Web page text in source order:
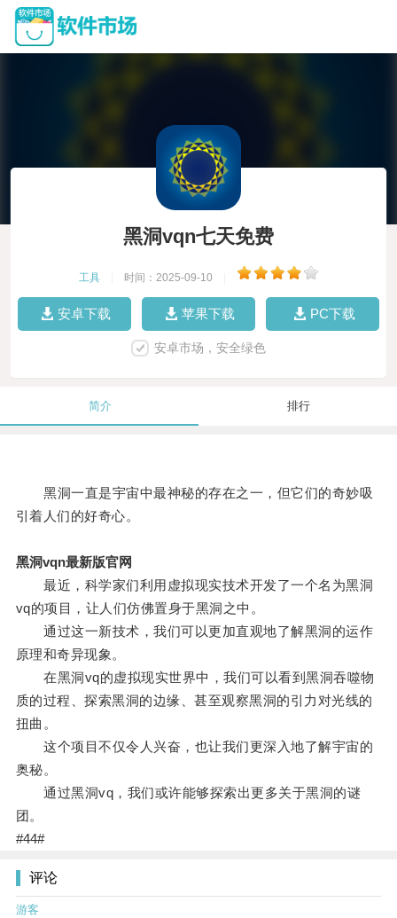
黑洞vqn七天免费
工具 时间：2025-09-10
安卓下载 苹果下载 PC下载
安卓市场，安全绿色
简介 排行
黑洞一直是宇宙中最神秘的存在之一，但它们的奇妙吸
引着人们的好奇心。
黑洞vqn最新版官网
最近，科学家们利用虚拟现实技术开发了一个名为黑洞
vq的项目，让人们仿佛置身于黑洞之中。
通过这一新技术，我们可以更加直观地了解黑洞的运作
原理和奇异现象。
在黑洞vq的虚拟现实世界中，我们可以看到黑洞吞噬物
质的过程、探索黑洞的边缘、甚至观察黑洞的引力对光线的
扭曲。
这个项目不仅令人兴奋，也让我们更深入地了解宇宙的
奥秘。
通过黑洞vq，我们或许能够探索出更多关于黑洞的谜
团。
#44#
评论
游客